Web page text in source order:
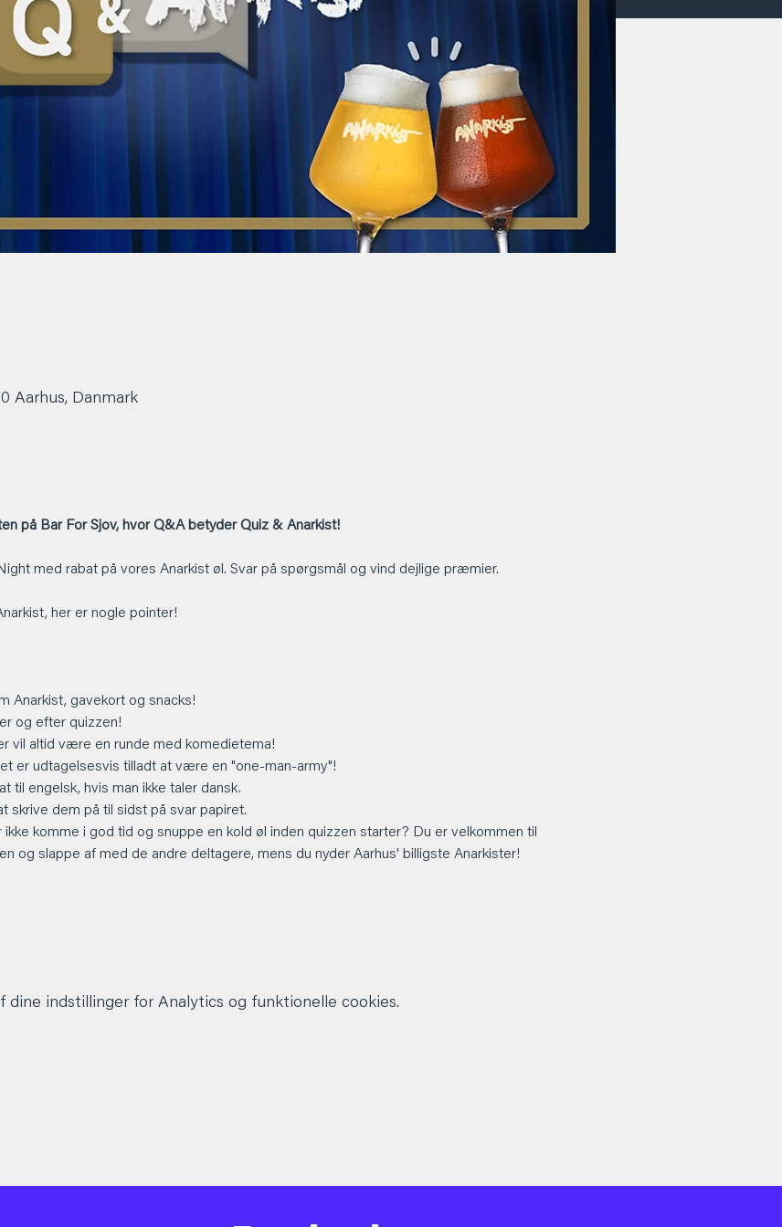
Aarhus, Danmark
på Bar For Sjov, hvor Q&A betyder Quiz & Anarkist!
med rabat på vores Anarkist øl. Svar på spørgsmål og vind dejlige præmier.
her er nogle pointer!
Anarkist, gavekort og snacks!
og efter quizzen!
vil altid være en runde med komedietema!
er udtagelsesvis tilladt at være en "one-man-army"!
til engelsk, hvis man ikke taler dansk.
skrive dem på til sidst på svar papiret.
ikke komme i god tid og snuppe en kold øl inden quizzen starter? Du er velkommen til
og slappe af med de andre deltagere, mens du nyder Aarhus' billigste Anarkister!
dine indstillinger for Analytics og funktionelle cookies.